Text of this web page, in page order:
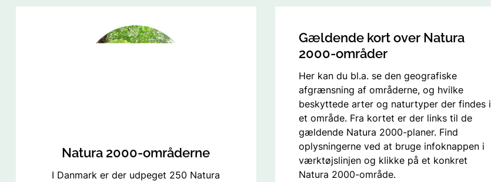
Natura 2000-områderne
I Danmark er der udpeget 250 Natura
Gældende kort over Natura
2000-områder
Her kan du bl.a. se den geografiske
afgrænsning af områderne, og hvilke
beskyttede arter og naturtyper der findes i
et område. Fra kortet er der links til de
gældende Natura 2000-planer. Find
oplysningerne ved at bruge infoknappen i
værktøjslinjen og klikke på et konkret
Natura 2000-område.